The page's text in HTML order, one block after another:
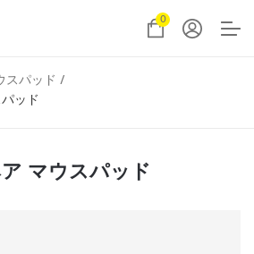
0
スパッド
ッド
マウスパッド